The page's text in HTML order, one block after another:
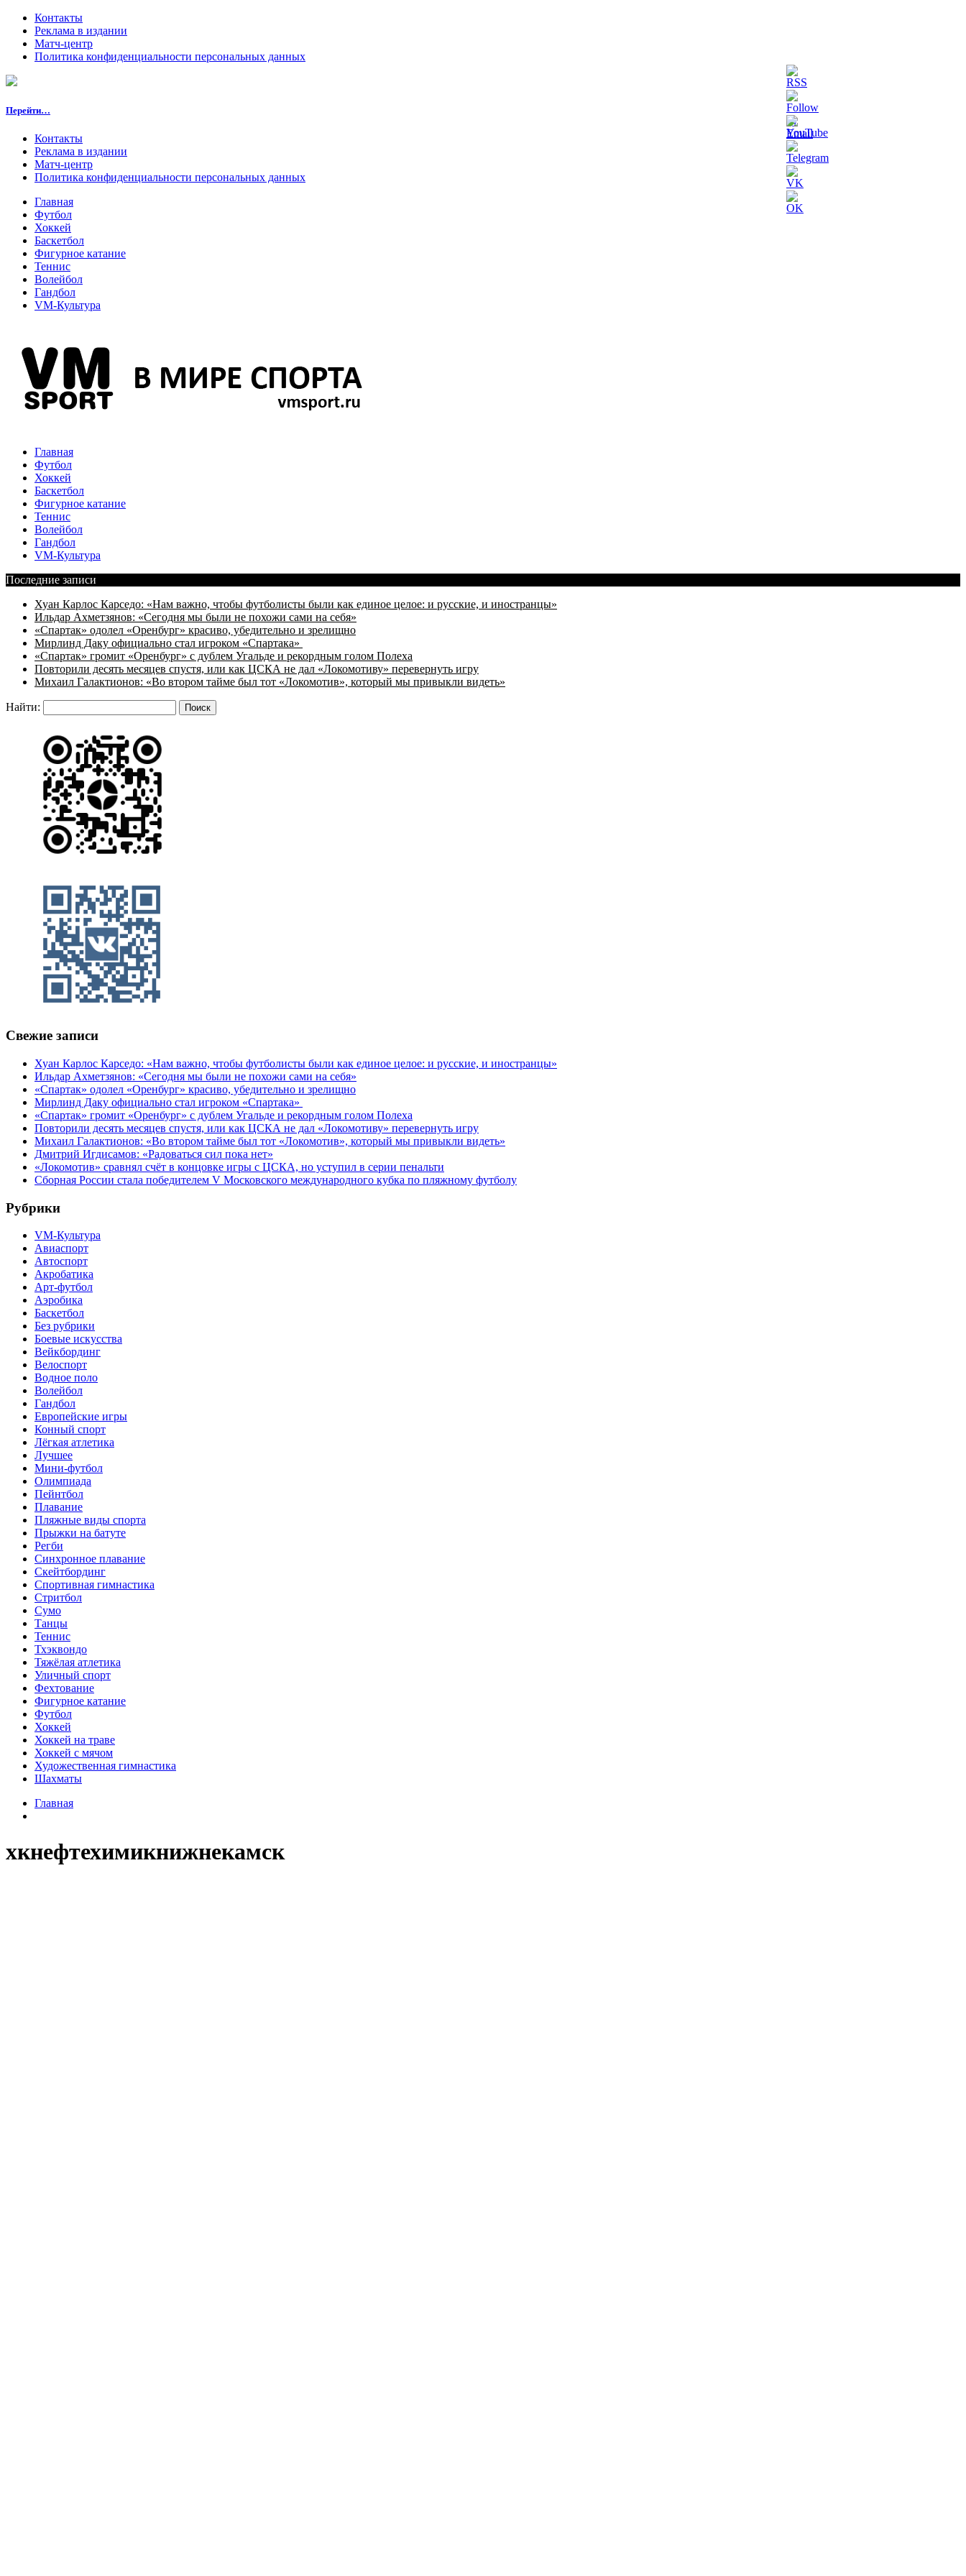
Контакты
Реклама в издании
Матч-центр
Политика конфиденциальности персональных данных
Перейти…
Контакты
Реклама в издании
Матч-центр
Политика конфиденциальности персональных данных
Главная
Футбол
Хоккей
Баскетбол
Фигурное катание
Теннис
Волейбол
Гандбол
VM-Культура
Главная
Футбол
Хоккей
Баскетбол
Фигурное катание
Теннис
Волейбол
Гандбол
VM-Культура
Последние записи
Хуан Карлос Карседо: «Нам важно, чтобы футболисты были как единое целое: и русские, и иностранцы»
Ильдар Ахметзянов: «Сегодня мы были не похожи сами на себя»
«Спартак» одолел «Оренбург» красиво, убедительно и зрелищно
Мирлинд Даку официально стал игроком «Спартака»
«Спартак» громит «Оренбург» с дублем Угальде и рекордным голом Полеха
Повторили десять месяцев спустя, или как ЦСКА не дал «Локомотиву» перевернуть игру
Михаил Галактионов: «Во втором тайме был тот «Локомотив», который мы привыкли видеть»
Найти:
Свежие записи
Хуан Карлос Карседо: «Нам важно, чтобы футболисты были как единое целое: и русские, и иностранцы»
Ильдар Ахметзянов: «Сегодня мы были не похожи сами на себя»
«Спартак» одолел «Оренбург» красиво, убедительно и зрелищно
Мирлинд Даку официально стал игроком «Спартака»
«Спартак» громит «Оренбург» с дублем Угальде и рекордным голом Полеха
Повторили десять месяцев спустя, или как ЦСКА не дал «Локомотиву» перевернуть игру
Михаил Галактионов: «Во втором тайме был тот «Локомотив», который мы привыкли видеть»
Дмитрий Игдисамов: «Радоваться сил пока нет»
«Локомотив» сравнял счёт в концовке игры с ЦСКА, но уступил в серии пенальти
Сборная России стала победителем V Московского международного кубка по пляжному футболу
Рубрики
VM-Культура
Авиаспорт
Автоспорт
Акробатика
Арт-футбол
Аэробика
Баскетбол
Без рубрики
Боевые искусства
Вейкбординг
Велоспорт
Водное поло
Волейбол
Гандбол
Европейские игры
Конный спорт
Лёгкая атлетика
Лучшее
Мини-футбол
Олимпиада
Пейнтбол
Плавание
Пляжные виды спорта
Прыжки на батуте
Регби
Синхронное плавание
Скейтбординг
Спортивная гимнастика
Стритбол
Сумо
Танцы
Теннис
Тхэквондо
Тяжёлая атлетика
Уличный спорт
Фехтование
Фигурное катание
Футбол
Хоккей
Хоккей на траве
Хоккей с мячом
Художественная гимнастика
Шахматы
Главная
хкнефтехимикнижнекамск